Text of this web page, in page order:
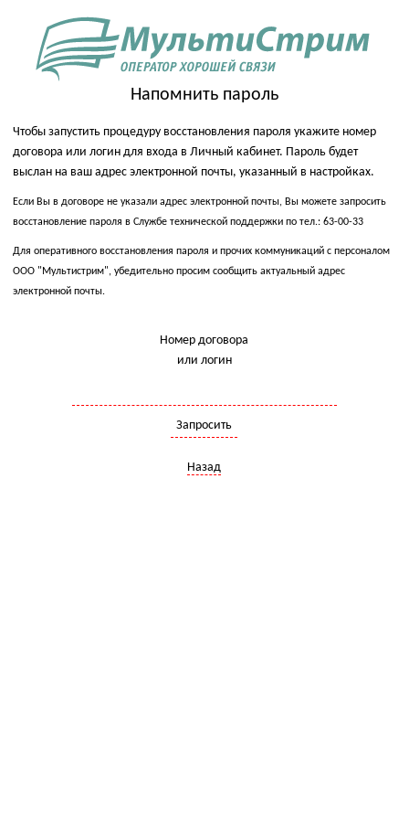
Напомнить пароль
Чтобы запустить процедуру восстановления пароля укажите номер
договора или логин для входа в Личный кабинет. Пароль будет
выслан на ваш адрес электронной почты, указанный в настройках.
Если Вы в договоре не указали адрес электронной почты, Вы можете запросить
восстановление пароля в Службе технической поддержки по тел.: 63-00-33
Для оперативного восстановления пароля и прочих коммуникаций с персоналом
ООО "Мультистрим", убедительно просим сообщить актуальный адрес
электронной почты.
Номер договора
или логин
Запросить
Назад